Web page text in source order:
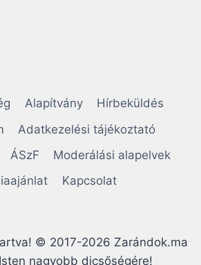
Alapítvány
Hírbeküldés
Adatkezelési tájékoztató
ÁSzF
Moderálási alapelvek
Kapcsolat
© 2017-2026 Zarándok.ma
nagyobb dicsőségére!